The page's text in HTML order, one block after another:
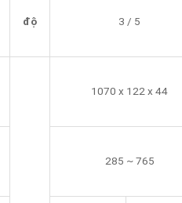
độ 3 / 5
1070 x 122 x 44
285 ~ 765